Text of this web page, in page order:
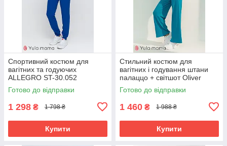
Спортивний костюм для
вагітних та годуючих
ALLEGRO ST-30.052
Готово до відправки
1 298 ₴ 1 798 ₴
Купити
Стильний костюм для
вагітних і годування штани
палаццо + світшот Oliver
бірюзовий L
Готово до відправки
1 460 ₴ 1 988 ₴
Купити